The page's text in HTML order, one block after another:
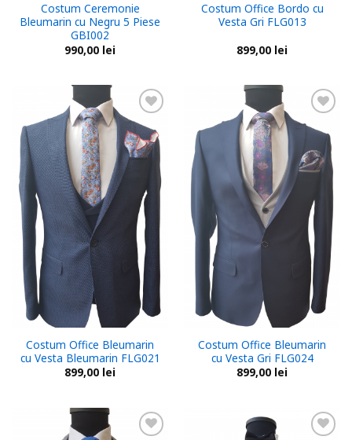
Costum Ceremonie
Bleumarin cu Negru 5 Piese
GBI002
990,00 lei
Costum Office Bordo cu
Vesta Gri FLG013
899,00 lei
Add to
wishlist
Costum Office Bleumarin
cu Vesta Bleumarin FLG021
899,00 lei
Add to
wishlist
Costum Office Bleumarin
cu Vesta Gri FLG024
899,00 lei